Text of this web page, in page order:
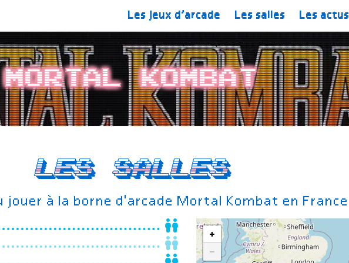
Les jeux d’arcade Les salles Les actus
Mortal Kombat
Les salles
jouer à la borne d'arcade Mortal Kombat en France
+
−